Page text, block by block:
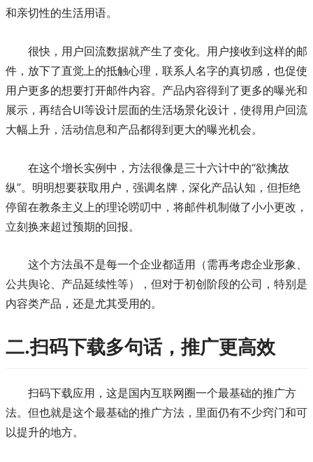
和亲切性的生活用语。
很快，用户回流数据就产生了变化。用户接收到这样的邮
件，放下了直觉上的抵触心理，联系人名字的真切感，也促使
用户更多的想要打开邮件内容。产品内容得到了更多的曝光和
展示，再结合UI等设计层面的生活场景化设计，使得用户回流
大幅上升，活动信息和产品都得到更大的曝光机会。
在这个增长实例中，方法很像是三十六计中的“欲擒故
纵”。明明想要获取用户，强调名牌，深化产品认知，但拒绝
停留在教条主义上的理论唠叨中，将邮件机制做了小小更改，
立刻换来超过预期的回报。
这个方法虽不是每一个企业都适用（需再考虑企业形象、
公共舆论、产品延续性等），但对于初创阶段的公司，特别是
内容类产品，还是尤其受用的。
二.扫码下载多句话，推广更高效
扫码下载应用，这是国内互联网圈一个最基础的推广方
法。但也就是这个最基础的推广方法，里面仍有不少窍门和可
以提升的地方。